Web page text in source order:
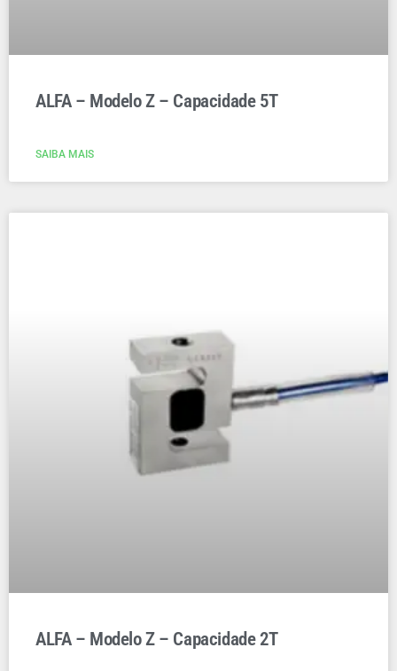
ALFA – Modelo Z – Capacidade 5T
SAIBA MAIS
ALFA – Modelo Z – Capacidade 2T